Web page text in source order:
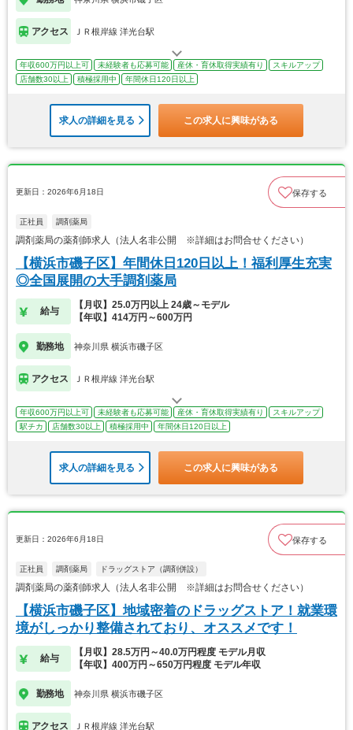
アクセス ＪＲ根岸線 洋光台駅
年収600万円以上可 未経験者も応募可能 産休・育休取得実績有り
スキルアップ
店舗数30以上
積極採用中 年間休日120日以上
求人の詳細を見る この求人に興味がある
更新日：2026年6月18日 保存する
正社員 調剤薬局
調剤薬局の薬剤師求人（法人名非公開 ※詳細はお問合せください）
【横浜市磯子区】年間休日120日以上！福利厚生充実
◎全国展開の大手調剤薬局
給与
【月収】25.0万円以上 24歳～モデル
【年収】414万円～600万円
勤務地 神奈川県 横浜市磯子区
アクセス ＪＲ根岸線 洋光台駅
年収600万円以上可 未経験者も応募可能 産休・育休取得実績有り
スキルアップ
駅チカ
店舗数30以上 積極採用中 年間休日120日以上
求人の詳細を見る この求人に興味がある
更新日：2026年6月18日 保存する
正社員 調剤薬局 ドラッグストア（調剤併設）
調剤薬局の薬剤師求人（法人名非公開 ※詳細はお問合せください）
【横浜市磯子区】地域密着のドラッグストア！就業環
境がしっかり整備されており、オススメです！
給与
【月収】28.5万円～40.0万円程度 モデル月収
【年収】400万円～650万円程度 モデル年収
勤務地 神奈川県 横浜市磯子区
アクセス ＪＲ根岸線 洋光台駅